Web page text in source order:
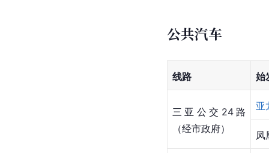
公共汽车
线路 始
三亚公交24路
（经市政府）
亚
凤